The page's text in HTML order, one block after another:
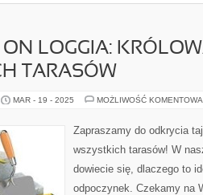
ON LOGGIA:
TARASÓW
MAR - 19 - 2025 MOŻLIWOŚĆ
Zapraszamy do odkrycia
wszystkich tarasów! W
dowiecie się, dlaczego to
odpoczynek. Czekamy na